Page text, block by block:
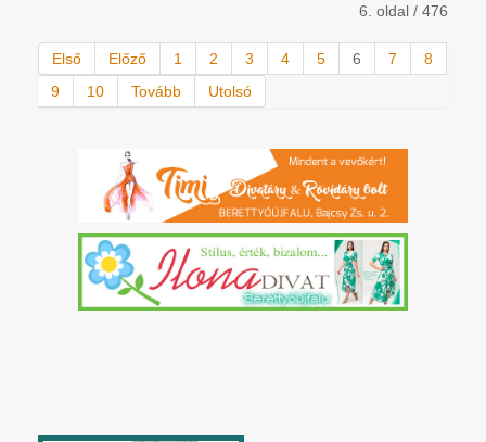
6. oldal / 476
Első Előző 1 2 3 4 5 6 7
8
9
10 Tovább Utolsó